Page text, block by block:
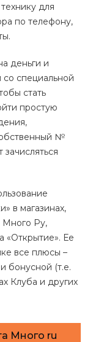
для
по телефону,
деньги и
специальной
стать
простую
№
в магазинах,
Много Ру,
«Открытие». Ее
все плюсы –
бонусной (т.е.
Клуба и других
Много ru